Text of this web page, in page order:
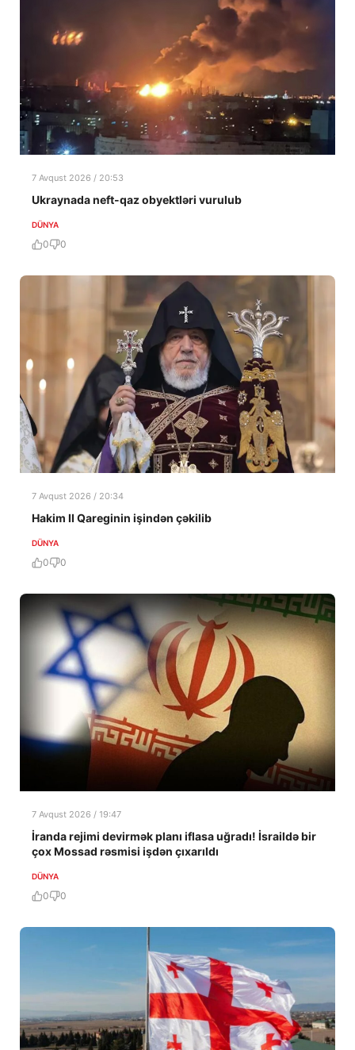
7 Avqust 2026 / 20:53
Ukraynada neft-qaz obyektləri vurulub
DÜNYA
0 0
7 Avqust 2026 / 20:34
Hakim II Qareginin işindən çəkilib
DÜNYA
0 0
7 Avqust 2026 / 19:47
İranda rejimi devirmək planı iflasa uğradı! İsraildə bir
çox Mossad rəsmisi işdən çıxarıldı
DÜNYA
0 0